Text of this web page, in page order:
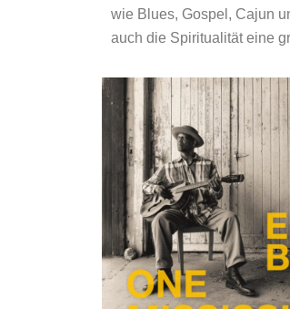
wie Blues, Gospel, Cajun
auch die Spiritualität eine